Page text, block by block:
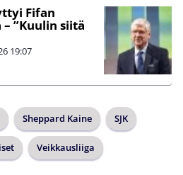
Fifan
”Kuulin siitä
19:07
Sheppard Kaine SJK
Veikkausliiga